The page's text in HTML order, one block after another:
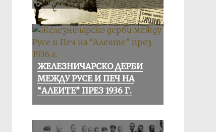
ЖЕЛЕЗНИЧАРСКО ДЕРБИ
МЕЖДУ РУСЕ И ПЕЧ НА
“АЛЕИТЕ” ПРЕЗ 1936 Г.